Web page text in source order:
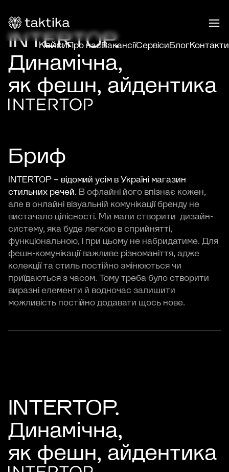
INTERTOP.
Динамічна,
як фешн, айдентика
Бриф
INTERTOP – відомий усім в Україні магазин
стильних речей. В офлайні його впізнає кожен,
але в онлайні візуальній комунікації бренду не
вистачало цілісності. Ми мали створити дизайн-
систему, яка буде легкою в сприйнятті,
функціональною, і при цьому не набридатиме. Для
фешн-комунікації важливе різноманіття, адже
колекції та стиль постійно змінюються чи
приїдаються з часом. Тому треба було створити
виразні елементи й водночас залишити
можливість постійно додавати щось нове.
INTERTOP.
Динамічна,
як фешн, айдентика
КейсиПро нас ВакансіїСервіси БлогКонтакти